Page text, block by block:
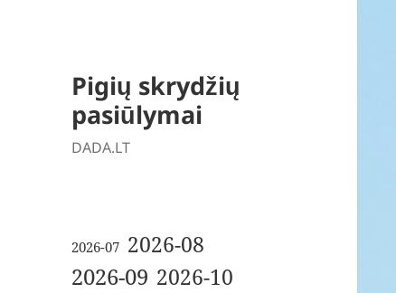
Pigių skrydžių
pasiūlymai
DADA.LT
2026-07 2026-08
2026-09 2026-10